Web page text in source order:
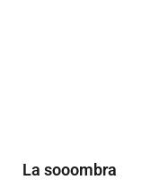
La sooombra